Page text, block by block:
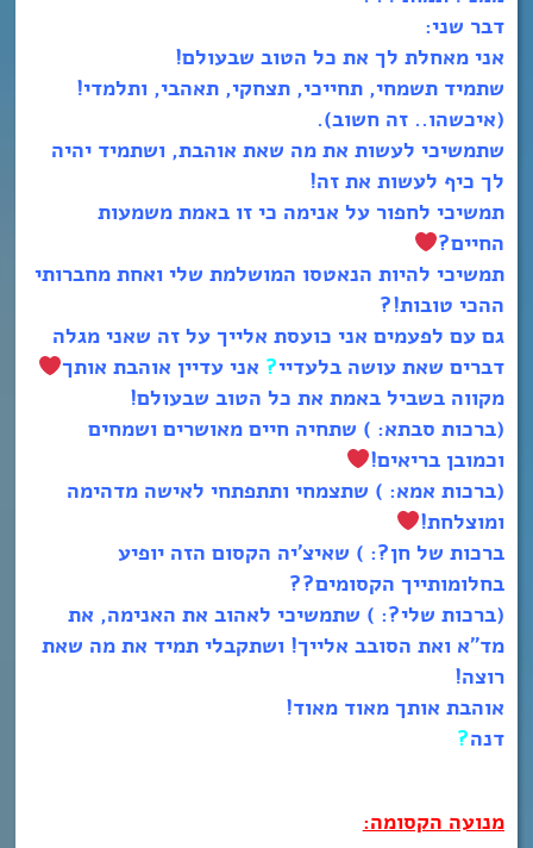
דבר שני:
אני מאחלת לך את כל הטוב שבעולם!
שתמיד תשמחי, תחייכי, תצחקי, תאהבי, ותלמדי!
(איכשהו.. זה חשוב).
שתמשיכי לעשות את מה שאת אוהבת, ושתמיד יהיה
לך כיף לעשות את זה!
תמשיכי לחפור על אנימה כי זו באמת משמעות
החיים?
תמשיכי להיות הנאטסו המושלמת שלי ואחת מחברותי
ההכי טובות!?
גם עם לפעמים אני כועסת אלייך על זה שאני מגלה
דברים שאת עושה בלעדיי? אני עדיין אוהבת אותך
מקווה בשביל באמת את כל הטוב שבעולם!
(ברכות סבתא: ) שתחיה חיים מאושרים ושמחים
וכמובן בריאים!
(ברכות אמא: ) שתצמחי ותתפתחי לאישה מדהימה
ומוצלחת!
ברכות של חן?: ) שאיצ’יה הקסום הזה יופיע
בחלומותייך הקסומים??
(ברכות שלי?: ) שתמשיכי לאהוב את האנימה, את
מד”א ואת הסובב אלייך! ושתקבלי תמיד את מה שאת
רוצה!
אוהבת אותך מאוד מאוד!
דנה?
מנועה הקסומה: